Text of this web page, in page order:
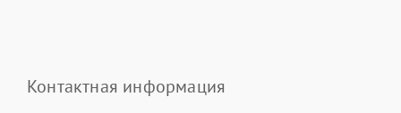
Контактная информация